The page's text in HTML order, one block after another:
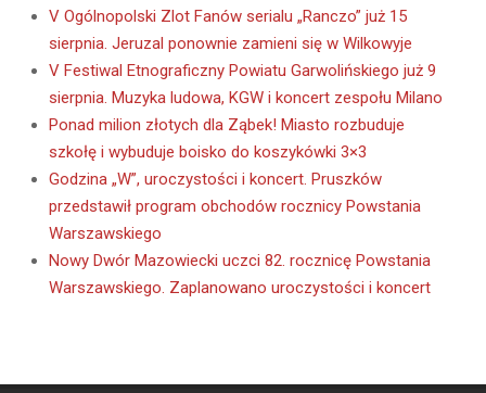
V Ogólnopolski Zlot Fanów serialu „Ranczo” już 15
sierpnia. Jeruzal ponownie zamieni się w Wilkowyje
V Festiwal Etnograficzny Powiatu Garwolińskiego już 9
sierpnia. Muzyka ludowa, KGW i koncert zespołu Milano
Ponad milion złotych dla Ząbek! Miasto rozbuduje
szkołę i wybuduje boisko do koszykówki 3×3
Godzina „W”, uroczystości i koncert. Pruszków
przedstawił program obchodów rocznicy Powstania
Warszawskiego
Nowy Dwór Mazowiecki uczci 82. rocznicę Powstania
Warszawskiego. Zaplanowano uroczystości i koncert